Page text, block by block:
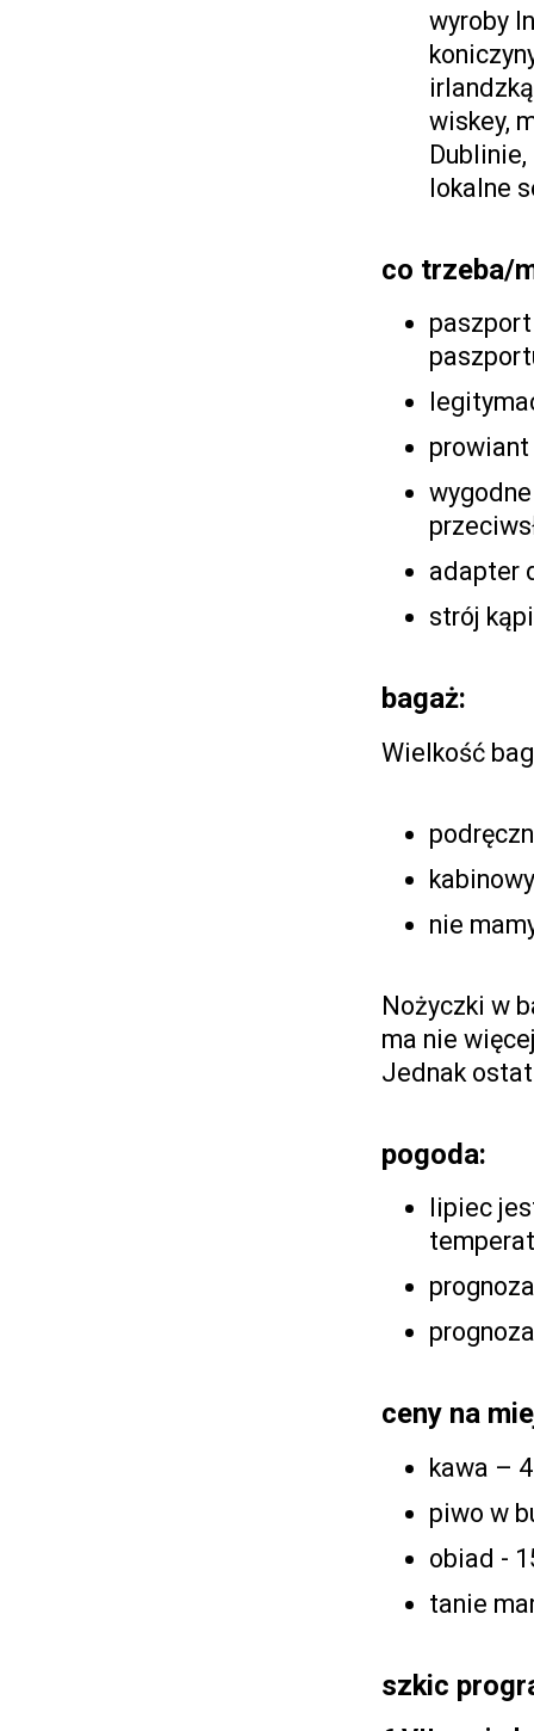
wyroby
wiskey,
lokalne
co trzeba/
prowiant
adapter
strój
bagaż:
Wielkość
nie
Nożyczki w
ma nie
Jednak
pogoda:
lipiec
ceny na
kawa –
piwo w
obiad -
tanie
szkic